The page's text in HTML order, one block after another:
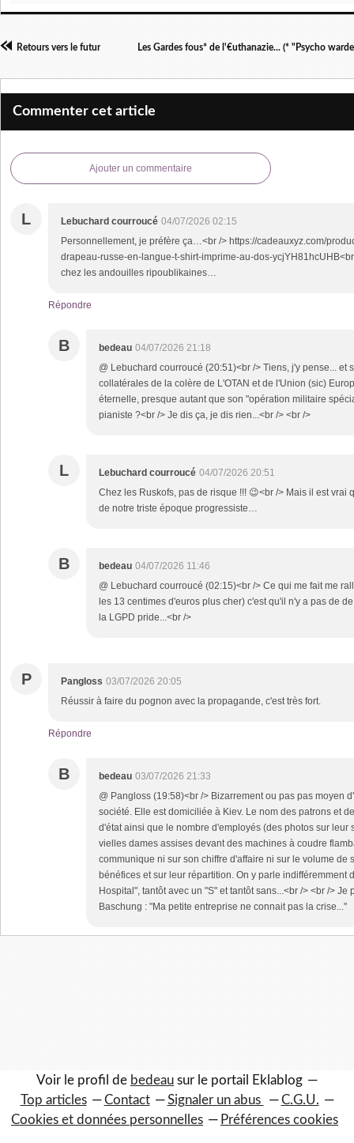
Retours vers le futur Les Gardes fous* de l'€uthanazie... (* "Psycho
Commenter cet article
Ajouter un commentaire
L Lebuchard courroucé 04/07/2026 02:15
Personnellement, je préfère ça…<br /> https://cadeauxyz.com/
drapeau-russe-en-langue-t-shirt-imprime-au-dos-
chez les andouilles ripoublikaines…
Répondre
B bedeau 04/07/2026 21:18
@ Lebuchard courroucé (20:51)<br /> Tiens, j'y pense... et
collatérales de la colère de L'OTAN et de l'Union (sic)
éternelle, presque autant que son "opération militaire
pianiste ?<br /> Je dis ça, je dis rien...<br /> <br />
L Lebuchard courroucé 04/07/2026 20:51
Chez les Ruskofs, pas de risque !!! 😉<br /> Mais il est vrai
de notre triste époque progressiste…
B bedeau 04/07/2026 11:46
@ Lebuchard courroucé (02:15)<br /> Ce qui me fait me
les 13 centimes d'euros plus cher) c'est qu'il n'y a pas de
la LGPD pride...<br />
P Pangloss 03/07/2026 20:05
Réussir à faire du pognon avec la propagande, c'est très fort.
Répondre
B bedeau 03/07/2026 21:33
@ Pangloss (19:58)<br /> Bizarrement ou pas pas moyen
société. Elle est domiciliée à Kiev. Le nom des patrons et
d'état ainsi que le nombre d'employés (des photos sur leur
vielles dames assises devant des machines à coudre
communique ni sur son chiffre d'affaire ni sur le volume de
bénéfices et sur leur répartition. On y parle indifféremment
Hospital", tantôt avec un "S" et tantôt sans...<br /> <br />
Baschung : "Ma petite entreprise ne connait pas la crise..."
Voir le profil de bedeau sur le portail Eklablog
Top articles
Contact Signaler un abus
C.G.U.
Cookies et données personnelles
Préférences cookies